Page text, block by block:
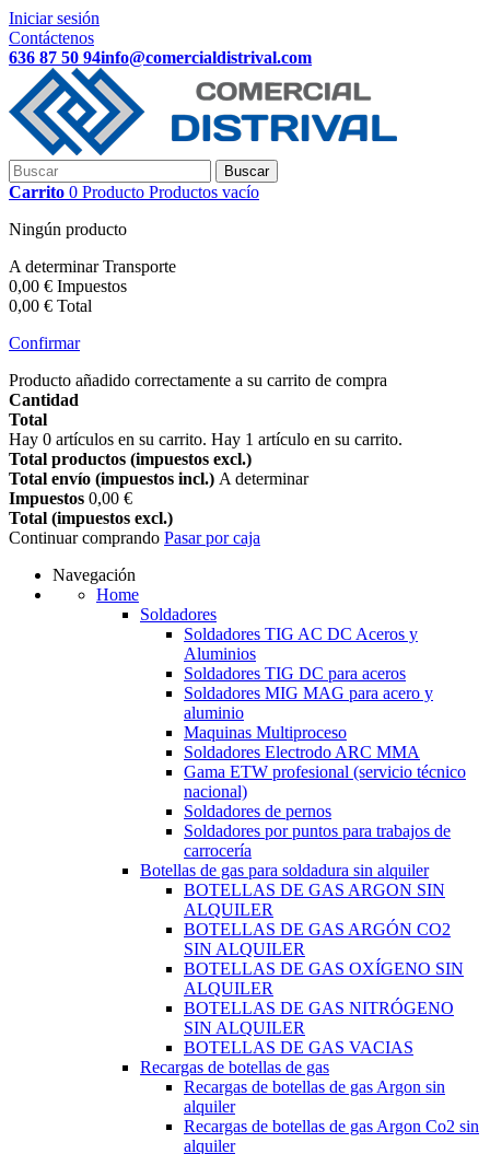
Iniciar sesión
Contáctenos
636 87 50 94info@comercialdistrival.com
Buscar
Carrito 0 Producto Productos vacío
Ningún producto
A determinarTransporte
0,00 € Impuestos
0,00 € Total
Confirmar
Producto añadido correctamente a su carrito de compra
Cantidad
Total
Hay 0 artículos en su carrito. Hay 1 artículo en su carrito.
Total productos (impuestos excl.)
Total envío (impuestos incl.) A determinar
Impuestos 0,00 €
Total (impuestos excl.)
Continuar comprando Pasar por caja
Navegación
Home
Soldadores
Soldadores TIG AC DC Aceros y
Aluminios
Soldadores TIG DC para aceros
Soldadores MIG MAG para acero y
aluminio
Maquinas Multiproceso
Soldadores Electrodo ARC MMA
Gama ETW profesional (servicio técnico
nacional)
Soldadores de pernos
Soldadores por puntos para trabajos de
carrocería
Botellas de gas para soldadura sin alquiler
BOTELLAS DE GAS ARGON SIN
ALQUILER
BOTELLAS DE GAS ARGÓN CO2
SIN ALQUILER
BOTELLAS DE GAS OXÍGENO SIN
ALQUILER
BOTELLAS DE GAS NITRÓGENO
SIN ALQUILER
BOTELLAS DE GAS VACIAS
Recargas de botellas de gas
Recargas de botellas de gas Argon sin
alquiler
Recargas de botellas de gas Argon Co2 sin
alquiler